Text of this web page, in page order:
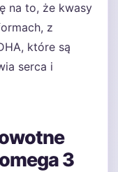
na to, że kwasy
z
które są
serca i
3